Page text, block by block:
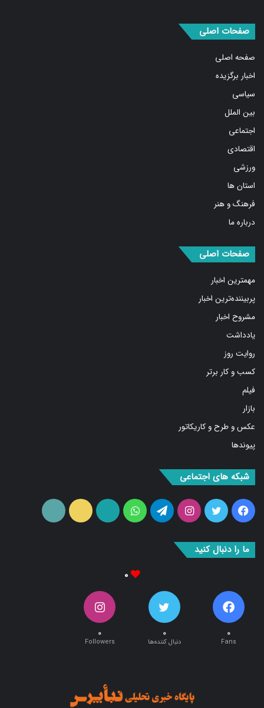
صفحه اصلی
اخبار برگزیده
سیاسی
بین الملل
اجتماعی
اقتصادی
ورزشی
استان ها
فرهنگ و هنر
درباره ما
مهمترین اخبار
پربیننده‌ترین اخبار
مشروح اخبار
یادداشت
روایت روز
کسب و کار برتر
فیلم
بازار
عکس و طرح و کاریکاتور
پیوندها
فیس
بوک
توییتراینستاگرامتلگرامواتس
آپ
آپارات ایتا
۰ ۰ ۰